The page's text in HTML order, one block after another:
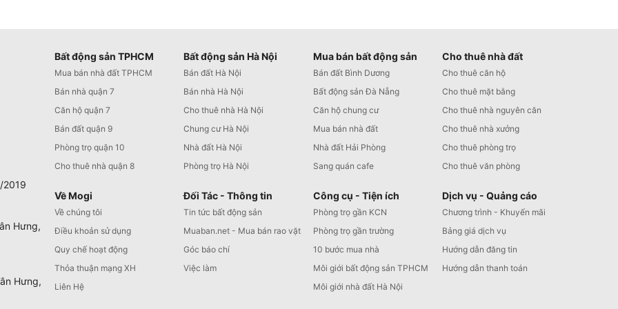
Bất động sản TPHCM
Mua bán nhà đất TPHCM
Bán nhà quận 7
Căn hộ quận 7
Bán đất quận 9
Phòng trọ quận 10
Cho thuê nhà quận 8
Bất động sản Hà Nội
Bán đất Hà Nội
Bán nhà Hà Nội
Cho thuê nhà Hà Nội
Chung cư Hà Nội
Nhà đất Hà Nội
Phòng trọ Hà Nội
Mua bán bất động sản
Bán đất Bình Dương
Bất động sản Đà Nẵng
Căn hộ chung cư
Mua bán nhà đất
Nhà đất Hải Phòng
Sang quán cafe
Cho thuê nhà đất
Cho thuê căn hộ
Cho thuê mặt bằng
Cho thuê nhà nguyên căn
Cho thuê nhà xưởng
Cho thuê phòng trọ
Cho thuê văn phòng
Về Mogi
Về chúng tôi
Điều khoản sử dụng
Quy chế hoạt động
Thỏa thuận mạng XH
Liên Hệ
Đối Tác - Thông tin
Tin tức bất động sản
Muaban.net - Mua bán rao vặt
Góc báo chí
Việc làm
Công cụ - Tiện ích
Phòng trọ gần KCN
Phòng trọ gần trường
10 bước mua nhà
Môi giới bất động sản TPHCM
Môi giới nhà đất Hà Nội
Dịch vụ - Quảng cáo
Chương trình - Khuyến mãi
Bảng giá dịch vụ
Hướng dẫn đăng tin
Hướng dẫn thanh toán
2019
Hưng,
Hưng,